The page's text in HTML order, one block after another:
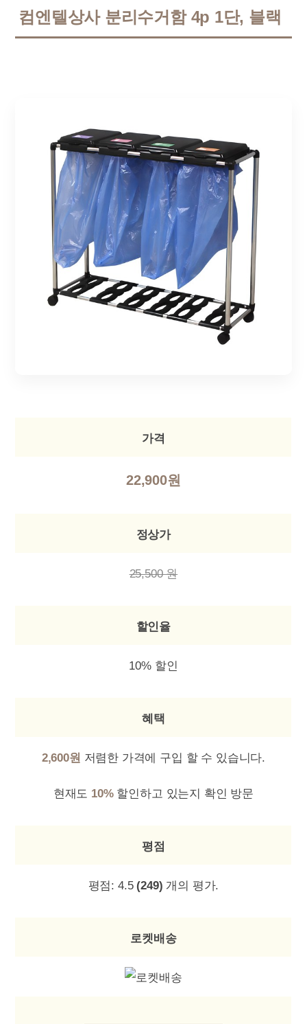
컴엔텔상사 분리수거함 4p 1단, 블랙
가격
22,900원
정상가
25,500 원
할인율
10% 할인
혜택
2,600원 저렴한 가격에 구입 할 수 있습니다.
현재도 10%할인하고 있는지 확인 방문
평점
평점: 4.5 (249) 개의 평가.
로켓배송